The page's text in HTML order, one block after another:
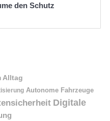
den Schutz
Alltag
Autonome Fahrzeuge
Digitale